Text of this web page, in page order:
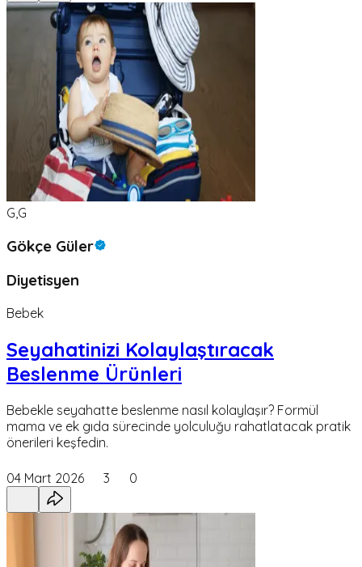
G,G
Gökçe Güler
Diyetisyen
Bebek
Seyahatinizi Kolaylaştıracak
Beslenme Ürünleri
Bebekle seyahatte beslenme nasıl kolaylaşır? Formül
mama ve ek gıda sürecinde yolculuğu rahatlatacak pratik
önerileri keşfedin.
04 Mart 2026 3 0